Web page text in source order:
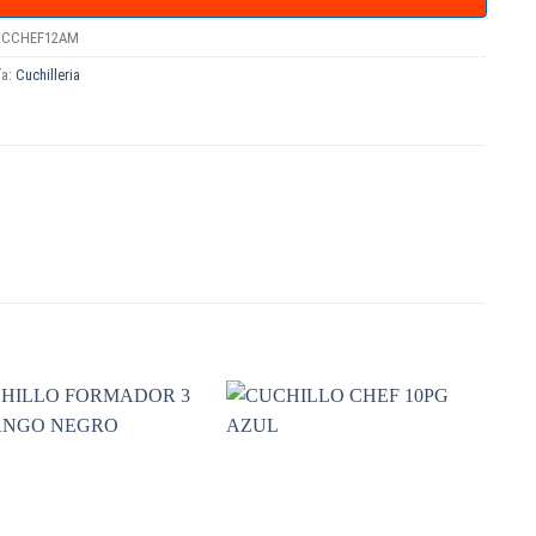
Cuchilleria